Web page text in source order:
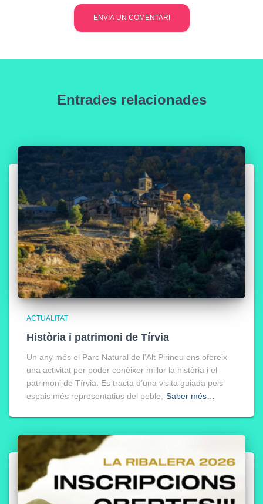
Entrades relacionades
ACTUALITAT
Història i patrimoni de Tírvia
Un any més el Parc Natural de l’Alt Pirineu ens ofereix
una activitat per poder conèixer millor la història i el
patrimoni de Tírvia. Es tracta d’una visita guiada pels
espais més representatius del poble,
Saber més…